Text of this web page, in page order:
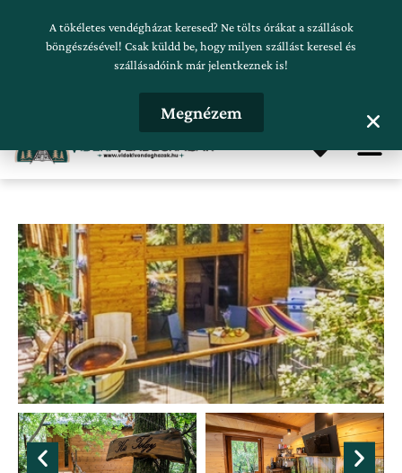
Szálláskeresés beküldése
A tökéletes vendégházat keresed? Ne tölts órákat a szállások
böngészésével! Csak küldd be, hogy milyen szállást keresel és
szállásadóink már jelentkeznek is!
Megnézem